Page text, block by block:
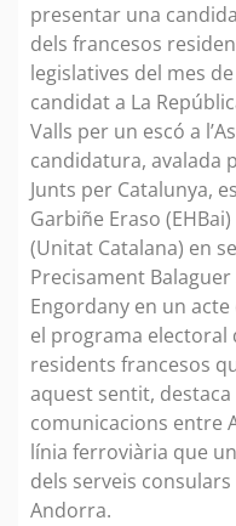
presentar una
dels francesos
legislatives del mes
candidat a La
Valls per un escó a
candidatura, avalada
Junts per Catalunya,
Garbiñe Eraso
(Unitat Catalana) en
Precisament
Engordany en un
el programa electoral
residents francesos
aquest sentit,
comunicacions entre
línia ferroviària que
dels serveis consulars
Andorra.